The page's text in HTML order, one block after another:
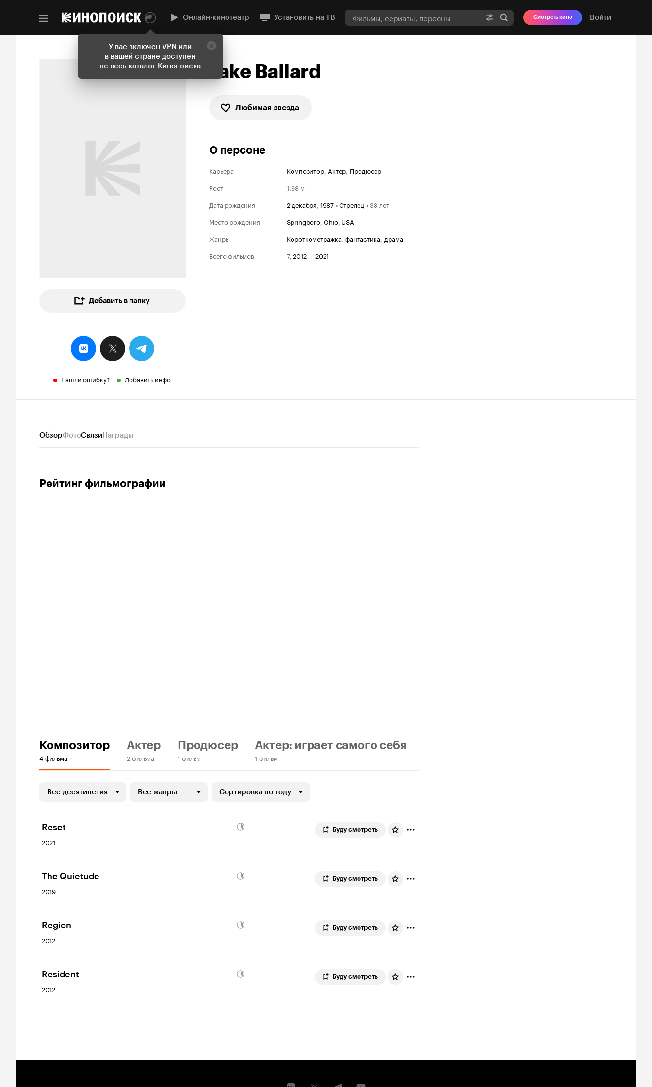
У вас включен VPN или
в вашей стране доступен
не весь каталог Кинопоиска
Онлайн-кинотеатр Установить на ТВ Смотреть кино Войти
Добавить в папку
Нашли ошибку? Добавить инфо
Jake Ballard
Любимая звезда
О персоне
Карьера Композитор, Актер, Продюсер
Рост
1.98 м
Дата рождения
2 декабря, 1987 •Стрелец •38 лет
Место рождения
Springboro, Ohio, USA
Жанры
короткометражка, фантастика, драма
Всего фильмов
7, 2012— 2021
ОбзорФотоСвязиНаграды
Рейтинг фильмографии
Композитор
4 фильма
Актер
2 фильма
Продюсер
1 фильм
Актер: играет самого себя
1 фильм
Все десятилетия Все жанры Сортировка по году
Reset
2021
Буду смотреть
The Quietude
2019
Буду смотреть
Region
2012
— Буду смотреть
Resident
2012
— Буду смотреть